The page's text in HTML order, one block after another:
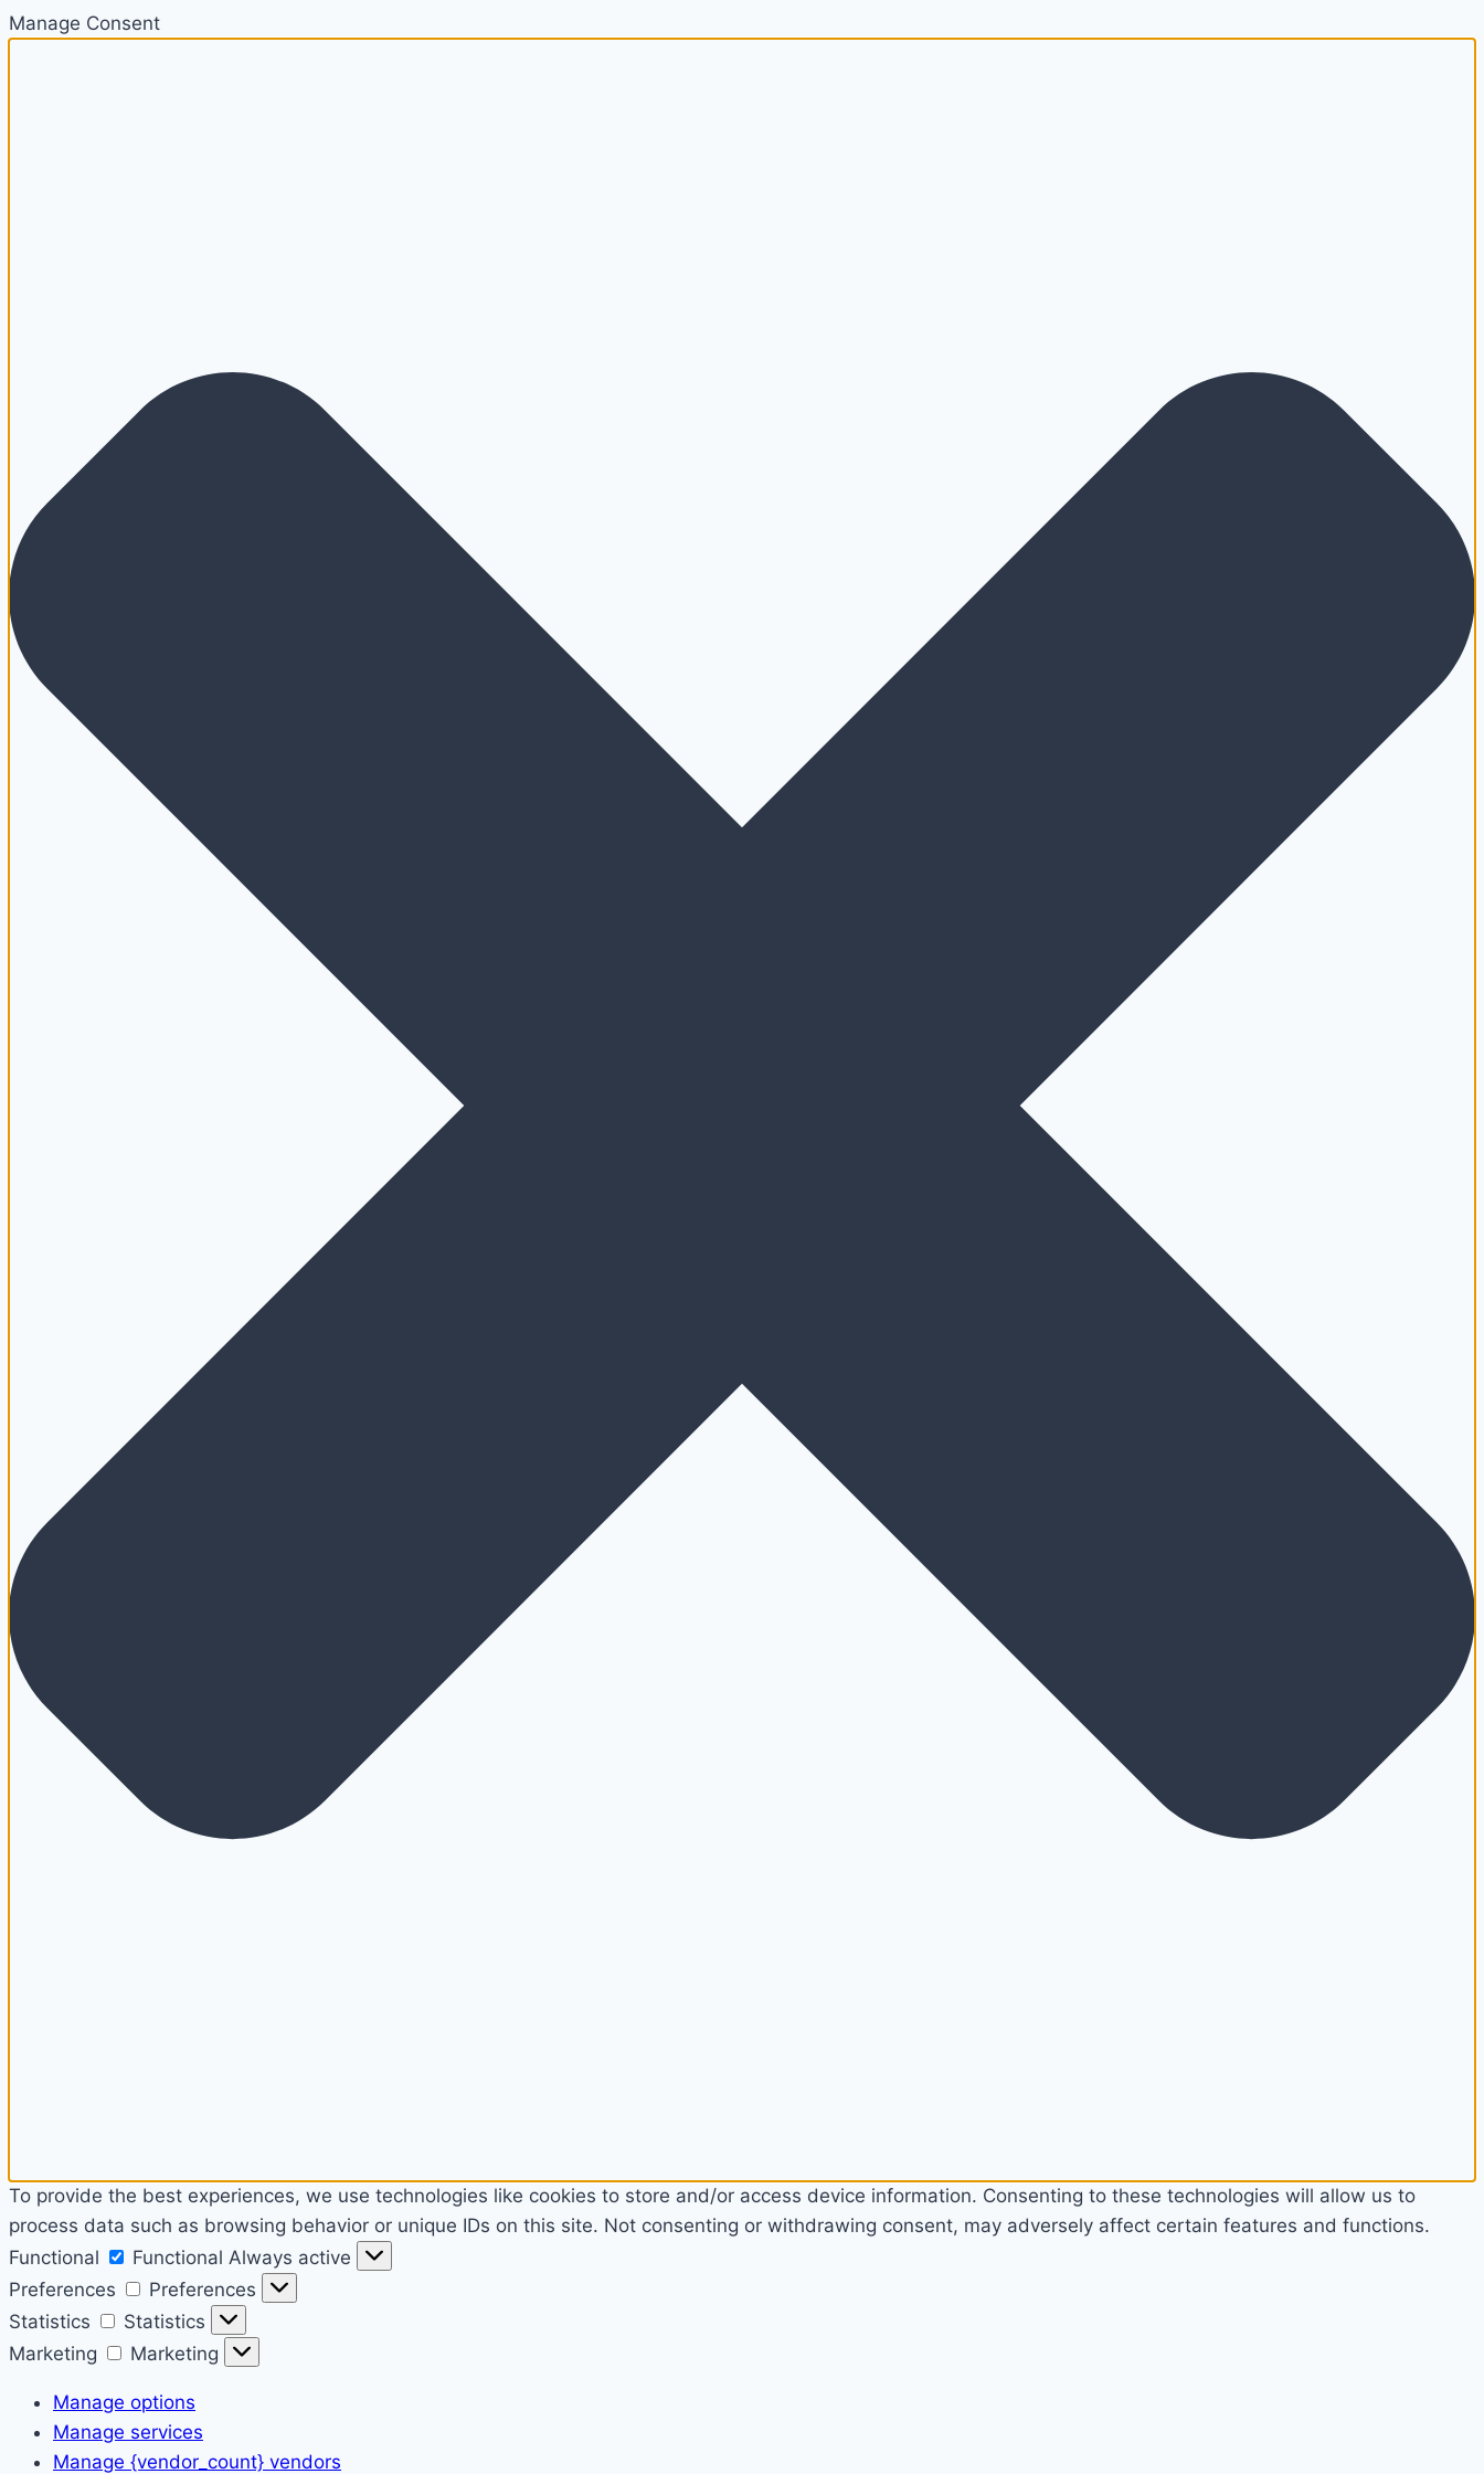
Manage Consent
To provide the best experiences, we use technologies like cookies to store and/or access device information. Consenting to these technologies will allow us to
process data such as browsing behavior or unique IDs on this site. Not consenting or withdrawing consent, may adversely affect certain features and functions.
Functional
Functional Always active
Preferences
Preferences
Statistics
Statistics
Marketing
Marketing
Manage options
Manage services
Manage {vendor_count} vendors